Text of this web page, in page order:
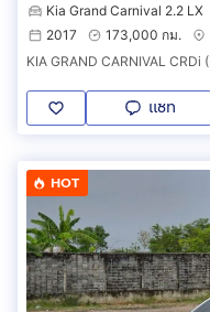
Kia Grand Carnival 2.2 LX
2017
173,000 กม.
KIA GRAND CARNIVAL CRDi
แชท
HOT